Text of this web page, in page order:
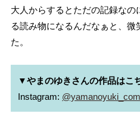
大人からするとただの記録な
る読み物になるんだなぁと、微
た。
▼やまのゆきさんの作品はこ
Instagram: